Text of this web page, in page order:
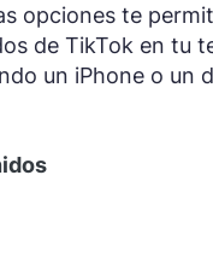
opciones te
de TikTok en tu
un iPhone o un